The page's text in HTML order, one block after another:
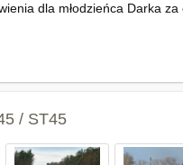
dla młodzieńca Darka
/ ST45